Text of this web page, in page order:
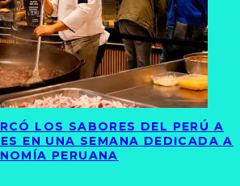
LOS SABORES DEL PERÚ A
EN UNA SEMANA DEDICADA A
PERUANA